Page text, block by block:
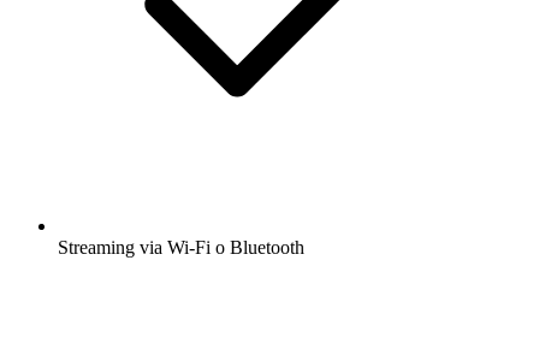
Streaming via Wi-Fi o Bluetooth